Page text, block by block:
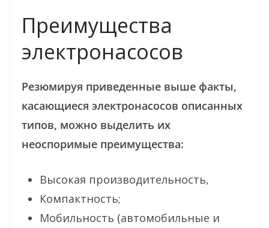
Преимущества
электронасосов
Резюмируя приведенные выше факты,
касающиеся электронасосов описанных
типов, можно выделить их
неоспоримые преимущества:
Высокая производительность,
Компактность;
Мобильность (автомобильные и